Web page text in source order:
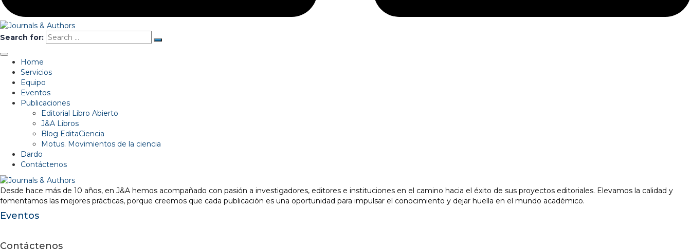
Search for:
Home
Servicios
Equipo
Eventos
Publicaciones
Editorial Libro Abierto
J&A Libros
Blog EditaCiencia
Motus. Movimientos de la ciencia
Dardo
Contáctenos
Desde hace más de 10 años, en J&A hemos acompañado con pasión a investigadores, editores e instituciones en el camino hacia el éxito de sus proyectos editoriales. Elevamos la calidad y
fomentamos las mejores prácticas, porque creemos que cada publicación es una oportunidad para impulsar el conocimiento y dejar huella en el mundo académico.
Eventos
Contáctenos